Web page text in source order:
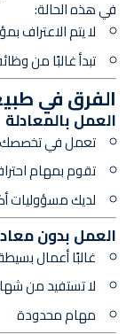
في هذه الحالة:
لا يتم الاعتراف
تبدأ غالبًا من
الفرق في
العمل بالمعادلة
تعمل في تخصصك
تقوم بمهام
لديك مسؤوليات
العمل بدون
غالبًا أعمال
لا تستفيد من
مهام محدودة